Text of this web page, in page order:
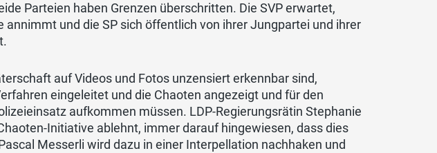
Parteien haben Grenzen überschritten. Die SVP erwartet,
annimmt und die SP sich öffentlich von ihrer Jungpartei und ihrer
auf Videos und Fotos unzensiert erkennbar sind,
eingeleitet und die Chaoten angezeigt und für den
aufkommen müssen. LDP-Regierungsrätin Stephanie
Initiative ablehnt, immer darauf hingewiesen, dass dies
Messerli wird dazu in einer Interpellation nachhaken und